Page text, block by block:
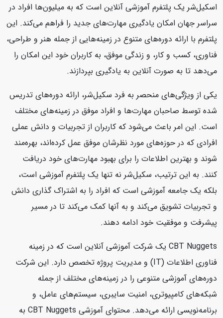
اسکیل‌شر یک پلتفرم آموزشی آنلاین است که به میلیون‌ها افراد در
سراسر جهان امکان یادگیری مهارت‌های جدید را فراهم می‌کند. این
پلتفرم با ارائه دوره‌های متنوع در زمینه‌هایی از جمله هنر و طراحی،
فناوری، کسب و کار، و زندگی موفق، به کاربران خود این امکان را
می‌دهد تا به صورت آنلاین به یادگیری بپردازند.
یکی از ویژگی‌های منحصر به فرد سکیل‌شر، ارائه دوره‌های تدریس
شده توسط صاحبان مهارت‌ها و افراد موفق در زمینه‌های مختلف
است. این امر باعث می‌شود که کاربران از تجربیات و دانش عملی
افرادی که در حوزه‌های مورد نظرشان موفق عمل کرده‌اند، بهره‌مند
شوند و بهترین اطلاعات را برای بهبود مهارت‌های خود دریافت
کنند. به این ترتیب، سکیل‌شر نه تنها یک پلتفرم آموزشی است،
بلکه یک جامعه آموزشی است که افراد را به اشتراک گذاری دانش
و تجربیات تشویق می‌کند و به آنها کمک می‌کند تا در مسیر
پیشرفت و موفقیت خود ادامه دهند.
CBT Nuggets یک شرکت آموزشی آنلاین است که در زمینه
فناوری اطلاعات (IT) و مدیریت پروژه تخصص دارد. این شرکت
دوره‌های آموزشی متنوعی را در زمینه‌های مختلف از جمله
شبکه‌های کامپیوتری، امنیت سایبری، سیستم‌های عامل، و
برنامه‌نویسی ارائه می‌دهد. محتوای آموزشی CBT Nuggets به